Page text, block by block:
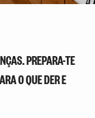
PREPARA-TE
O QUE DER E